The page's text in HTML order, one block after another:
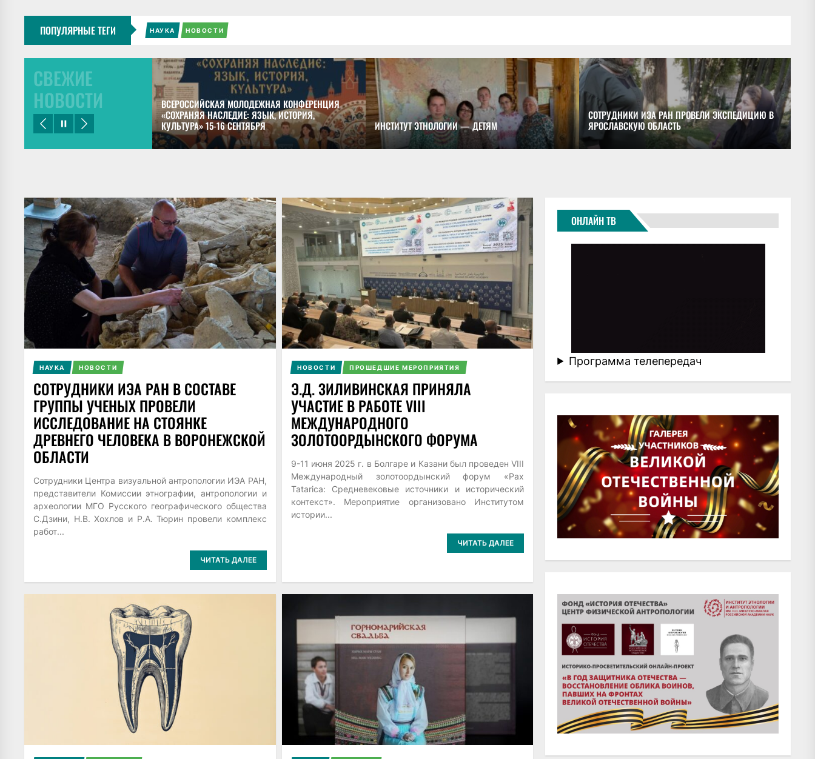
ПОПУЛЯРНЫЕ ТЕГИ НАУКА НОВОСТИ
СВЕЖИЕ
НОВОСТИ
ПРЕДСТАВИЛ ДОКЛАДЫ НА
КОНГРЕССЕ МАЙЯНИСТОВ В
ВСЕРОССИЙСКАЯ МОЛОДЕЖНАЯ КОНФЕРЕНЦИЯ
«СОХРАНЯЯ НАСЛЕДИЕ: ЯЗЫК, ИСТОРИЯ,
КУЛЬТУРА» 15-16 СЕНТЯБРЯ
ИНСТИТУТ ЭТНОЛОГИИ — ДЕТЯМ
СОТРУДНИКИ ИЭА РАН ПРОВЕЛИ ЭКСПЕДИЦИЮ В
ЯРОСЛАВСКУЮ ОБЛАСТЬ
НАУКА НОВОСТИ
СОТРУДНИКИ ИЭА РАН В СОСТАВЕ
ГРУППЫ УЧЕНЫХ ПРОВЕЛИ
ИССЛЕДОВАНИЕ НА СТОЯНКЕ
ДРЕВНЕГО ЧЕЛОВЕКА В ВОРОНЕЖСКОЙ
ОБЛАСТИ
Сотрудники Центра визуальной антропологии ИЭА РАН,
представители Комиссии этнографии, антропологии и
археологии МГО Русского географического общества
С.Дзини, Н.В. Хохлов и Р.А. Тюрин провели комплекс
работ...
ЧИТАТЬ ДАЛЕЕ
НОВОСТИ ПРОШЕДШИЕ МЕРОПРИЯТИЯ
Э.Д. ЗИЛИВИНСКАЯ ПРИНЯЛА
УЧАСТИЕ В РАБОТЕ VIII
МЕЖДУНАРОДНОГО
ЗОЛОТООРДЫНСКОГО ФОРУМА
9-11 июня 2025 г. в Болгаре и Казани был проведен VIII
Международный золотоордынский форум «Pax
Tatarica: Средневековые источники и исторический
контекст». Мероприятие организовано Институтом
истории...
ЧИТАТЬ ДАЛЕЕ
ОНЛАЙН ТВ
Программа телепередач